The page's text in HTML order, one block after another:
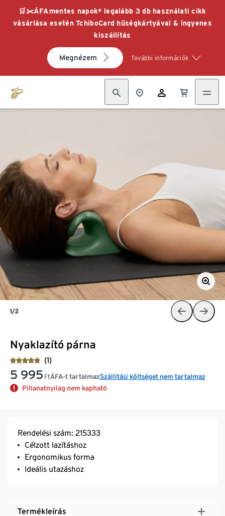
🛒✂️ÁFAmentes napok* legalább 3 db használati cikk
vásárlása esetén TchiboCard hűségkártyával & ingyenes
kiszállítás
Megnézem További információk
Nyaklazító párna
(1)
5 995 FtÁFA-t tartalmazSzállítási költséget nem tartalmaz
Pillanatnyilag nem kapható
1/2
Rendelési szám: 215333
Célzott lazításhoz
Ergonomikus forma
Ideális utazáshoz
Termékleírás